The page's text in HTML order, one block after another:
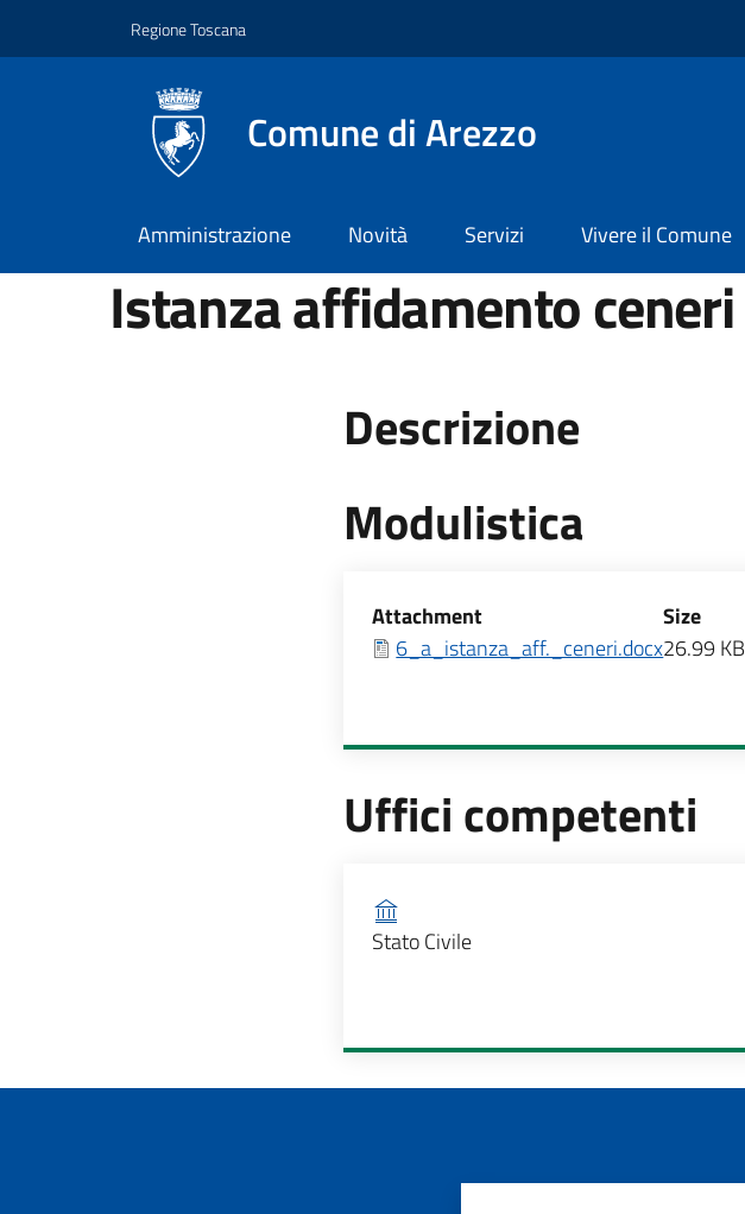
Regione Toscana
Comune di Arezzo
Amministrazione Novità Servizi Vivere il Comune
Istanza affidamento ceneri
Descrizione
Modulistica
Allegati
Attachment
Size
6_a_istanza_aff._ceneri.docx26.99 KB
Uffici competenti
Ufficio competente
Stato Civile